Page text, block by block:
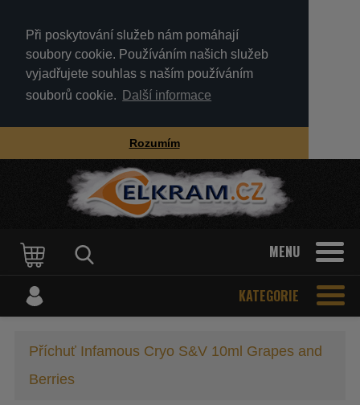
Při poskytování služeb nám pomáhají
soubory cookie. Používáním našich služeb
vyjadřujete souhlas s naším používáním
souborů cookie.
Další informace
Rozumím
MENU
KATEGORIE
Příchuť Infamous Cryo S&V 10ml Grapes and
Berries